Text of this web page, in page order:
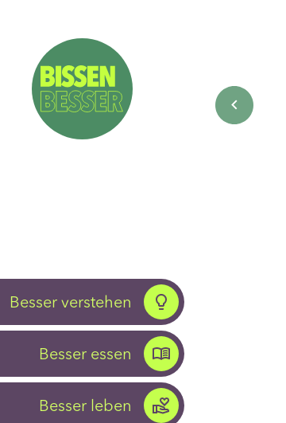
Besser verstehen
Besser essen
Besser leben